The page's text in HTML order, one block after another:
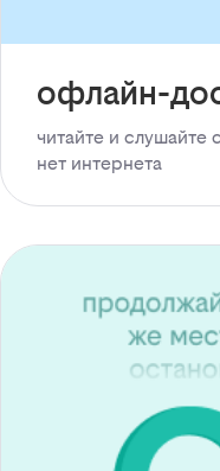
офлайн-
читайте и слушайте
нет интернета